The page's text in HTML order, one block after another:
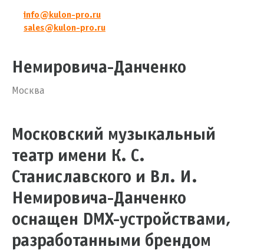
info@kulon-pro.ru
sales@kulon-pro.ru
Музыкальный театр имени К.
Немировича-Данченко
Москва
Московский музыкальный
театр имени К. С.
Станиславского и Вл. И.
Немировича-Данченко
оснащен DMX-устройствами,
разработанными брендом